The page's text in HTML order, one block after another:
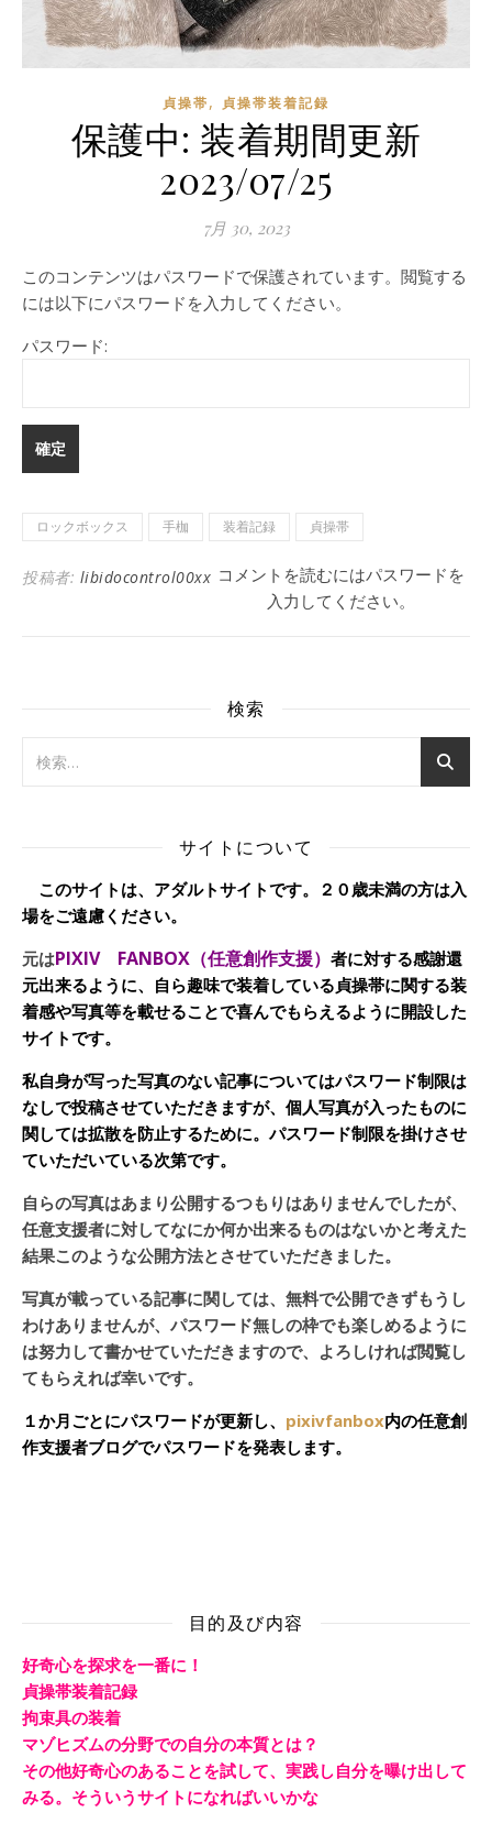
貞操帯, 貞操帯装着記録
保護中: 装着期間更新
2023/07/25
7月 30, 2023
このコンテンツはパスワードで保護されています。閲覧する
には以下にパスワードを入力してください。
パスワード:
ロックボックス 手枷 装着記録 貞操帯
投稿者: libidocontrol00xx コメントを読むにはパスワードを
入力してください。
検索
サイトについて
このサイトは、アダルトサイトです。２０歳未満の方は入
場をご遠慮ください。
元はPIXIV FANBOX（任意創作支援） 者に対する感謝還
元出来るように、自ら趣味で装着している貞操帯に関する装
着感や写真等を載せることで喜んでもらえるように開設した
サイトです。
私自身が写った写真のない記事についてはパスワード制限は
なしで投稿させていただきますが、個人写真が入ったものに
関しては拡散を防止するために。パスワード制限を掛けさせ
ていただいている次第です。
自らの写真はあまり公開するつもりはありませんでしたが、
任意支援者に対してなにか何か出来るものはないかと考えた
結果このような公開方法とさせていただきました。
写真が載っている記事に関しては、無料で公開できずもうし
わけありませんが、パスワード無しの枠でも楽しめるように
は努力して書かせていただきますので、よろしければ閲覧し
てもらえれば幸いです。
１か月ごとにパスワードが更新し、 pixivfanbox内の任意創
作支援者ブログでパスワードを発表します。
目的及び内容
好奇心を探求を一番に！
貞操帯装着記録
拘束具の装着
マゾヒズムの分野での自分の本質とは？
その他好奇心のあることを試して、実践し自分を曝け出して
みる。そういうサイトになればいいかな